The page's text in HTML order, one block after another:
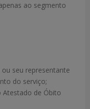
ao segmento
seu representante
do serviço;
Atestado de Óbito